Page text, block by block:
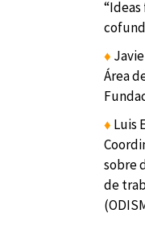
“Ideas
♦
Área
♦ Luis
sobre
de